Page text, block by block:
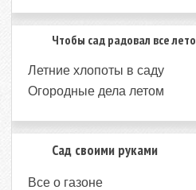
Чтобы сад радовал все лето
Летние хлопоты в саду
Огородные дела летом
Сад своими руками
Все о газоне